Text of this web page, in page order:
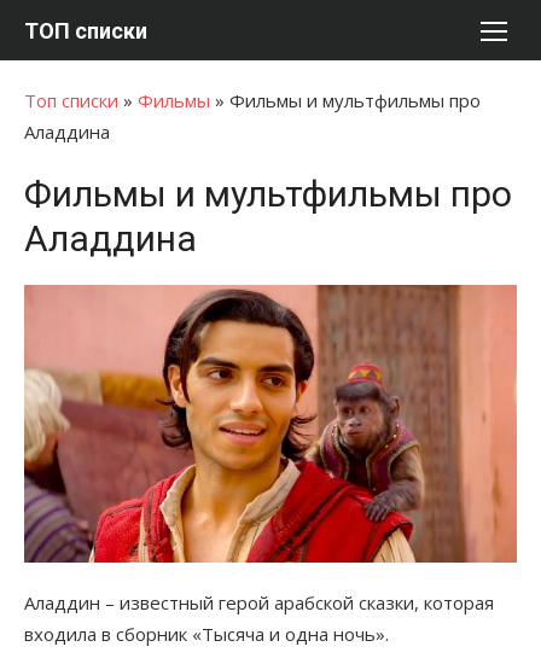
ТОП списки
Топ списки » Фильмы » Фильмы и мультфильмы про
Аладдина
Фильмы и мультфильмы про
Аладдина
Аладдин – известный герой арабской сказки, которая
входила в сборник «Тысяча и одна ночь».